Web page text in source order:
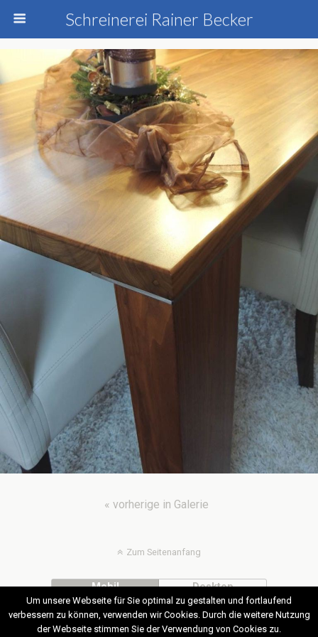
Schreinerei Rainer Becker
« vorherige in Galerie
Zum Seitenanfang
Mobil Desktop
Um unsere Webseite für Sie optimal zu gestalten und fortlaufend
verbessern zu können, verwenden wir Cookies. Durch die weitere Nutzung
der Webseite stimmen Sie der Verwendung von Cookies zu.